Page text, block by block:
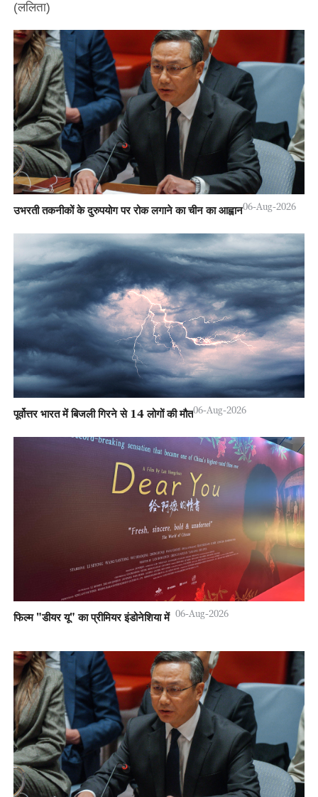
(ललिता)
उभरती तकनीकों के दुरुपयोग पर रोक लगाने का चीन का आह्वान06-Aug-2026
पूर्वोत्तर भारत में बिजली गिरने से 14 लोगों की मौत06-Aug-2026
फिल्म "डीयर यू" का प्रीमियर इंडोनेशिया में 06-Aug-2026